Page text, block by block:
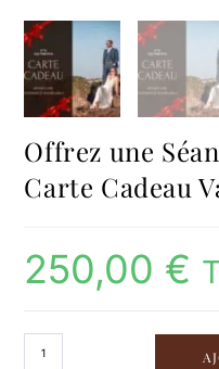
Offrez une
Carte Cadeau
250,00 €